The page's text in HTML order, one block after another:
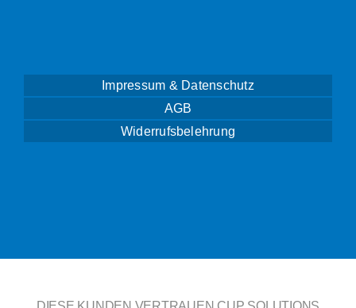
Impressum & Datenschutz
AGB
Widerrufsbelehrung